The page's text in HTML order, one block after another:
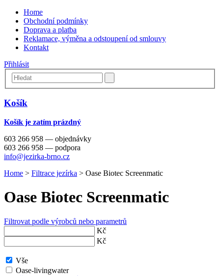
Home
Obchodní podmínky
Doprava a platba
Reklamace, výměna a odstoupení od smlouvy
Kontakt
Přihlásit
Košík
Košík je zatím prázdný
603 266 958 — objednávky
603 266 958 — podpora
info@jezirka-brno.cz
Home > Filtrace jezírka > Oase Biotec Screenmatic
Oase Biotec Screenmatic
Filtrovat podle výrobců nebo parametrů
Kč
Kč
Vše
Oase-livingwater